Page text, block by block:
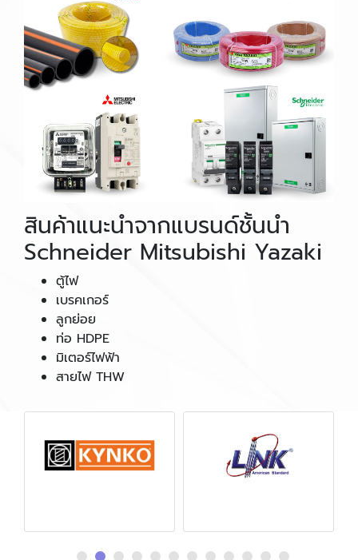
สินค้าแนะนำจากแบรนด์ชั้นนำ
Schneider Mitsubishi Yazaki
ตู้ไฟ
เบรคเกอร์
ลูกย่อย
ท่อ HDPE
มิเตอร์ไฟฟ้า
สายไฟ THW